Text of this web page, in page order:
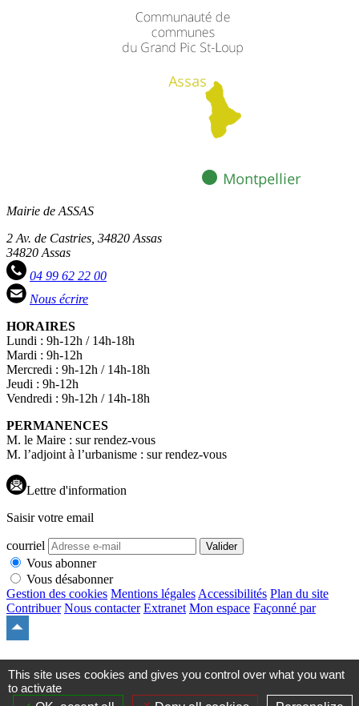
Mairie de ASSAS
2 Av. de Castries, 34820 Assas
34820 Assas
04 99 62 22 00
Nous écrire
HORAIRES
Lundi : 9h-12h / 14h-18h
Mardi : 9h-12h
Mercredi : 9h-12h / 14h-18h
Jeudi : 9h-12h
Vendredi : 9h-12h / 14h-18h
PERMANENCES
M. le Maire : sur rendez-vous
M. l’adjoint à l’urbanisme : sur rendez-vous
Lettre d'information
Saisir votre email
courriel Valider
Vous abonner
Vous désabonner
Gestion des cookies Mentions légales Accessibilités Plan du site
Contribuer Nous contacter Extranet Mon espace Façonné par
site
This site uses cookies and gives you control over what you want
to activate